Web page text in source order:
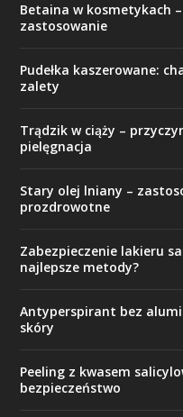
Betaina w kosmetykach
zastosowanie
Pudełka kaszerowane:
zalety
Trądzik w ciąży –
pielęgnacja
Stary olej lniany –
prozdrowotne
Zabezpieczenie lakieru
najlepsze metody?
Antyperspirant bez
skóry
Peeling z kwasem
bezpieczeństwo